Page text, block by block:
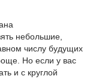
небольшие,
числу будущих
Но если у вас
и с круглой